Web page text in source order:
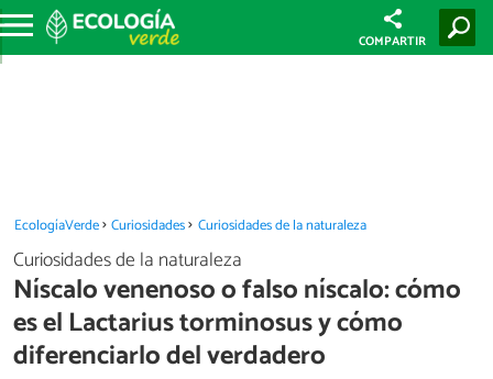
COMPARTIR
EcologíaVerde Curiosidades Curiosidades de la naturaleza
Curiosidades de la naturaleza
Níscalo venenoso o falso níscalo: cómo
es el Lactarius torminosus y cómo
diferenciarlo del verdadero